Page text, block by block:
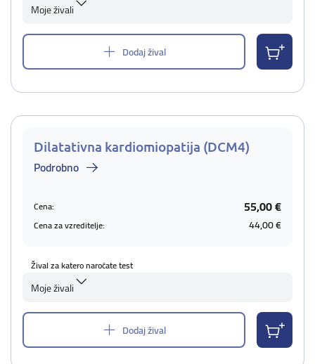
Moje živali
Dodaj žival
Dilatativna kardiomiopatija (DCM4)
Podrobno
Cena: 55,00 €
Cena za vzreditelje: 44,00 €
Žival za katero naročate test
Moje živali
Dodaj žival